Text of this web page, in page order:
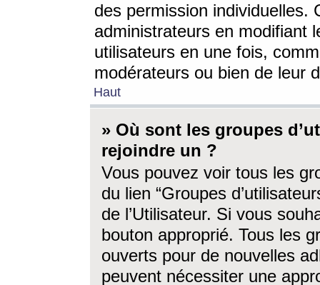
des permission individuelles.
administrateurs en modifiant
utilisateurs en une fois,
modérateurs ou bien de leur
Haut
» Où sont les groupes
rejoindre un ?
Vous pouvez voir tous les
du lien “Groupes
de l’Utilisateur. Si vous
bouton approprié. Tous les
ouverts pour de nouvelles
peuvent nécessiter une